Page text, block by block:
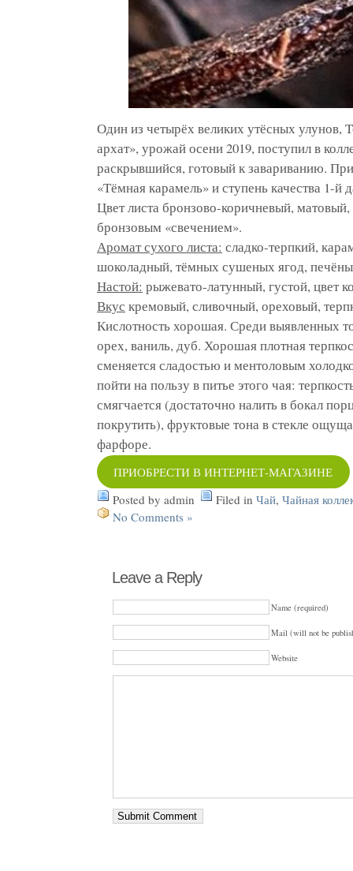
Один из четырёх великих утёсных улунов,
архат», урожай осени 2019, поступил в
раскрывшийся, готовый к завариванию.
«Тёмная карамель» и ступень качества 1-й
Цвет листа бронзово-коричневый,
бронзовым «свечением».
Аромат сухого листа: сладко-терпкий,
шоколадный, тёмных сушеных ягод,
Настой: рыжевато-латунный, густой, цвет
Вкус кремовый, сливочный, ореховый,
Кислотность хорошая. Среди выявленных
орех, ваниль, дуб. Хорошая плотная
сменяется сладостью и ментоловым
пойти на пользу в питье этого чая:
смягчается (достаточно налить в бокал
покрутить), фруктовые тона в стекле
фарфоре.
ПРИОБРЕСТИ В ИНТЕРНЕТ-МАГАЗИНЕ
Posted by admin Filed in Чай, Чайная
No Comments »
Leave a Reply
Name (required)
Mail (will not be
Website